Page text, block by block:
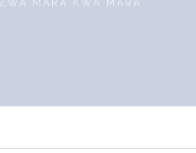
MARA KWA MARA